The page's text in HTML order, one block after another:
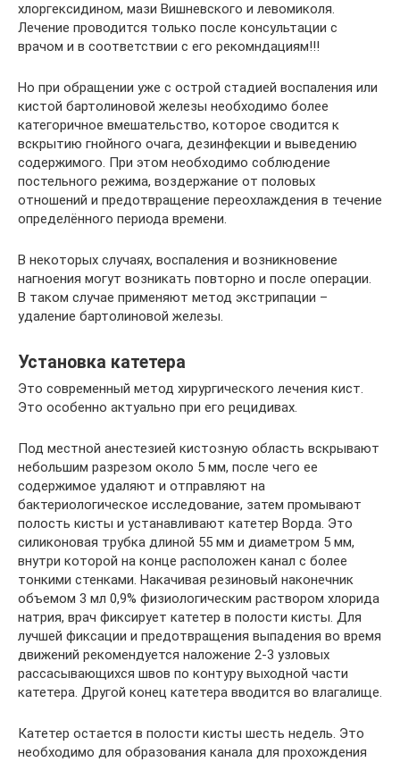
хлоргексидином, мази Вишневского и левомиколя.
Лечение проводится только после консультации с
врачом и в соответствии с его рекомндациям!!!
Но при обращении уже с острой стадией воспаления или
кистой бартолиновой железы необходимо более
категоричное вмешательство, которое сводится к
вскрытию гнойного очага, дезинфекции и выведению
содержимого. При этом необходимо соблюдение
постельного режима, воздержание от половых
отношений и предотвращение переохлаждения в течение
определённого периода времени.
В некоторых случаях, воспаления и возникновение
нагноения могут возникать повторно и после операции.
В таком случае применяют метод экстрипации –
удаление бартолиновой железы.
Установка катетера
Это современный метод хирургического лечения кист.
Это особенно актуально при его рецидивах.
Под местной анестезией кистозную область вскрывают
небольшим разрезом около 5 мм, после чего ее
содержимое удаляют и отправляют на
бактериологическое исследование, затем промывают
полость кисты и устанавливают катетер Ворда. Это
силиконовая трубка длиной 55 мм и диаметром 5 мм,
внутри которой на конце расположен канал с более
тонкими стенками. Накачивая резиновый наконечник
объемом 3 мл 0,9% физиологическим раствором хлорида
натрия, врач фиксирует катетер в полости кисты. Для
лучшей фиксации и предотвращения выпадения во время
движений рекомендуется наложение 2-3 узловых
рассасывающихся швов по контуру выходной части
катетера. Другой конец катетера вводится во влагалище.
Катетер остается в полости кисты шесть недель. Это
необходимо для образования канала для прохождения